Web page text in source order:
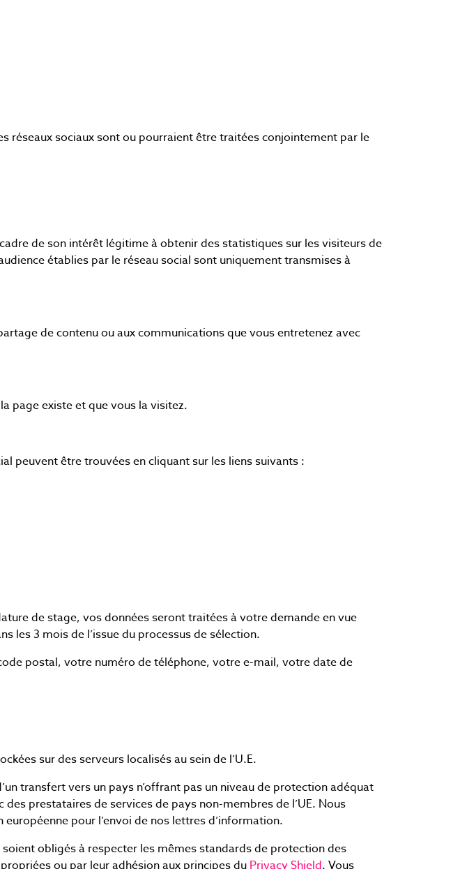
réseaux sociaux sont ou pourraient être traitées conjointement par le
de son intérêt légitime à obtenir des statistiques sur les visiteurs de
établies par le réseau social sont uniquement transmises à
de contenu ou aux communications que vous entretenez avec
page existe et que vous la visitez.
peuvent être trouvées en cliquant sur les liens suivants :
de stage, vos données seront traitées à votre demande en vue
les 3 mois de l’issue du processus de sélection.
postal, votre numéro de téléphone, votre e-mail, votre date de
sur des serveurs localisés au sein de l’U.E.
transfert vers un pays n’offrant pas un niveau de protection adéquat
prestataires de services de pays non-membres de l’UE. Nous
pour l’envoi de nos lettres d’information.
obligés à respecter les mêmes standards de protection des
ou par leur adhésion aux principes du Privacy Shield. Vous